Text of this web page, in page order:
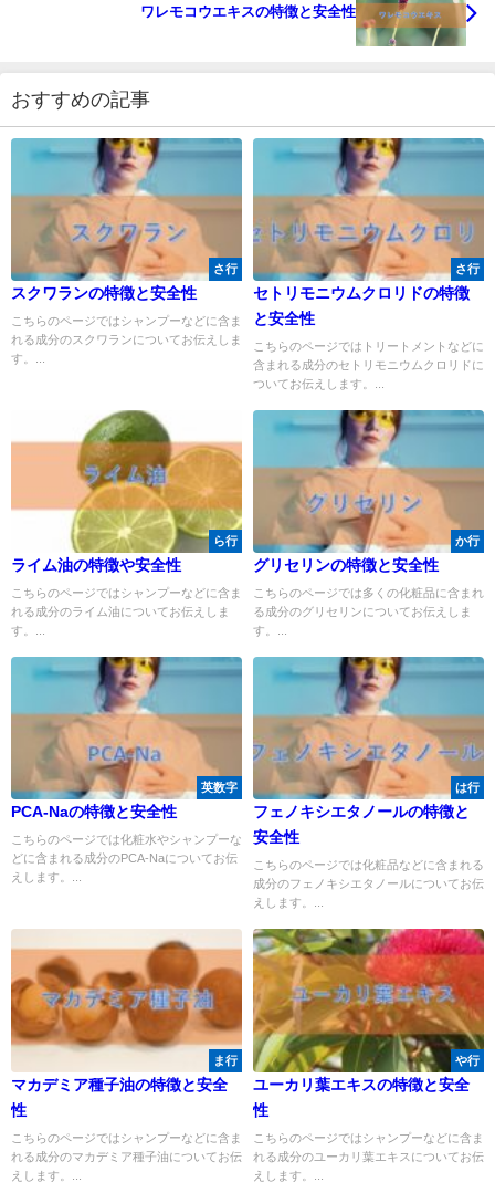
ワレモコウエキスの特徴と安全性
おすすめの記事
さ行
スクワランの特徴と安全性
こちらのページではシャンプーなどに含ま
れる成分のスクワランについてお伝えしま
す。...
さ行
セトリモニウムクロリドの特徴
と安全性
こちらのページではトリートメントなどに
含まれる成分のセトリモニウムクロリドに
ついてお伝えします。...
ら行
ライム油の特徴や安全性
こちらのページではシャンプーなどに含ま
れる成分のライム油についてお伝えしま
す。...
か行
グリセリンの特徴と安全性
こちらのページでは多くの化粧品に含まれ
る成分のグリセリンについてお伝えしま
す。...
英数字
PCA-Naの特徴と安全性
こちらのページでは化粧水やシャンプーな
どに含まれる成分のPCA-Naについてお伝
えします。...
は行
フェノキシエタノールの特徴と
安全性
こちらのページでは化粧品などに含まれる
成分のフェノキシエタノールについてお伝
えします。...
ま行
マカデミア種子油の特徴と安全
性
こちらのページではシャンプーなどに含ま
れる成分のマカデミア種子油についてお伝
えします。...
や行
ユーカリ葉エキスの特徴と安全
性
こちらのページではシャンプーなどに含ま
れる成分のユーカリ葉エキスについてお伝
えします。...